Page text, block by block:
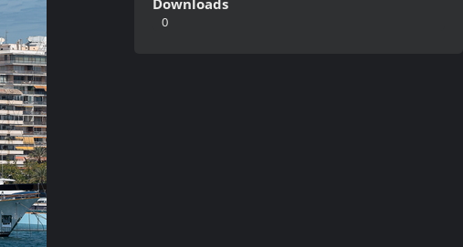
Downloads
0